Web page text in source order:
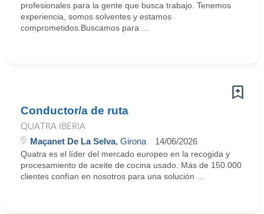
profesionales para la gente que busca trabajo. Tenemos
experiencia, somos solventes y estamos
comprometidos.Buscamos para ...
Conductor/a de ruta
QUATRA IBERIA
Maçanet De La Selva, Girona 14/06/2026
Quatra es el líder del mercado europeo en la recogida y
procesamiento de aceite de cocina usado. Más de 150.000
clientes confían en nosotros para una solución ...